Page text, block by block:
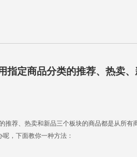
指定商品分类的推荐、热卖
推荐、热卖和新品三个板块的商品都是从所
，下面教你一种方法：